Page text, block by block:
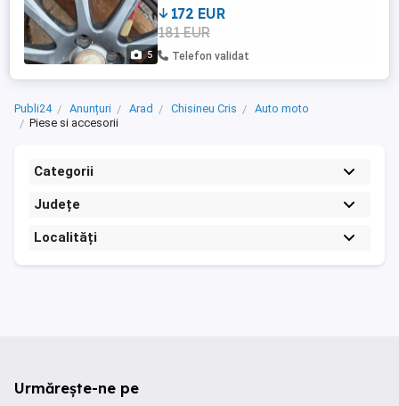
5
172 EUR
181 EUR
Telefon validat
Publi24 Anunțuri Arad Chisineu Cris
Auto moto
Piese si accesorii
Categorii
Județe
Localități
Urmărește-ne pe